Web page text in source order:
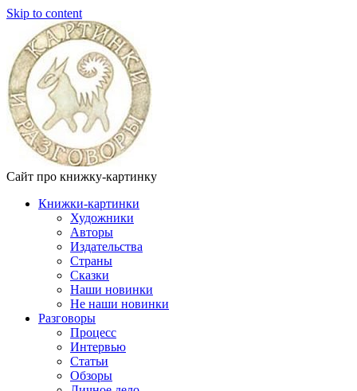
Skip to content
Сайт про книжку-картинку
Книжки-картинки
Художники
Авторы
Издательства
Страны
Сказки
Наши новинки
Не наши новинки
Разговоры
Процесс
Интервью
Статьи
Обзоры